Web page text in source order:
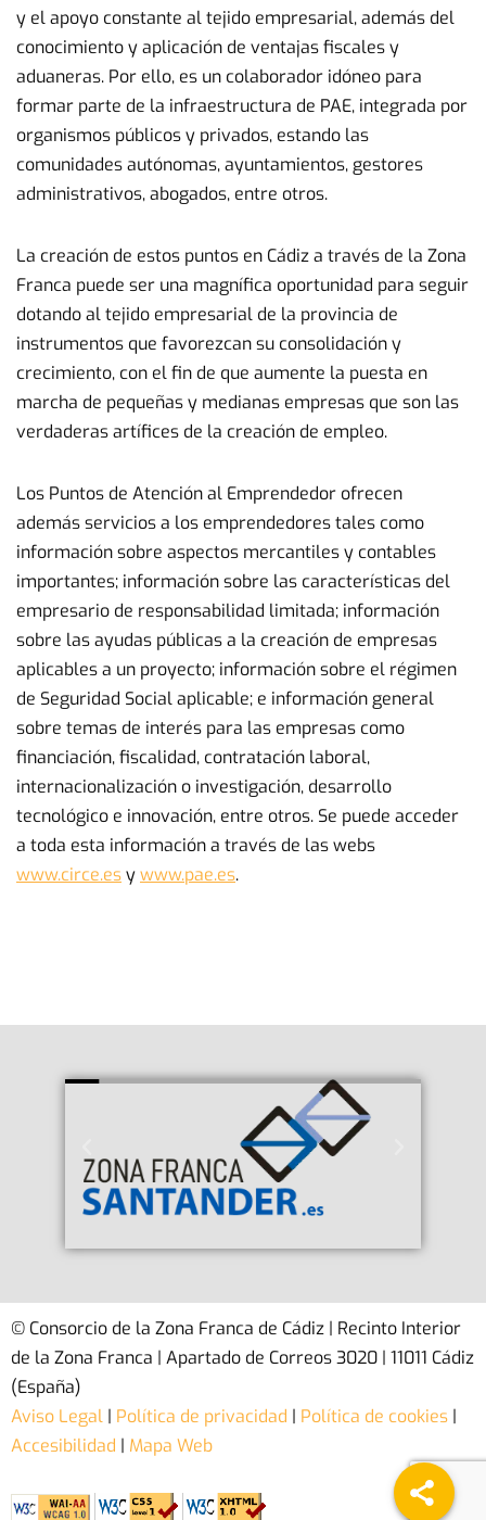
y el apoyo constante al tejido empresarial, además del
conocimiento y aplicación de ventajas fiscales y
aduaneras. Por ello, es un colaborador idóneo para
formar parte de la infraestructura de PAE, integrada por
organismos públicos y privados, estando las
comunidades autónomas, ayuntamientos, gestores
administrativos, abogados, entre otros.
La creación de estos puntos en Cádiz a través de la Zona
Franca puede ser una magnífica oportunidad para seguir
dotando al tejido empresarial de la provincia de
instrumentos que favorezcan su consolidación y
crecimiento, con el fin de que aumente la puesta en
marcha de pequeñas y medianas empresas que son las
verdaderas artífices de la creación de empleo.
Los Puntos de Atención al Emprendedor ofrecen
además servicios a los emprendedores tales como
información sobre aspectos mercantiles y contables
importantes; información sobre las características del
empresario de responsabilidad limitada; información
sobre las ayudas públicas a la creación de empresas
aplicables a un proyecto; información sobre el régimen
de Seguridad Social aplicable; e información general
sobre temas de interés para las empresas como
financiación, fiscalidad, contratación laboral,
internacionalización o investigación, desarrollo
tecnológico e innovación, entre otros. Se puede acceder
a toda esta información a través de las webs
www.circe.esywww.pae.es.
© Consorcio de la Zona Franca de Cádiz | Recinto Interior
de la Zona Franca | Apartado de Correos 3020 | 11011 Cádiz
(España)
Aviso Legal | Política de privacidad | Política de cookies |
Accesibilidad | Mapa Web